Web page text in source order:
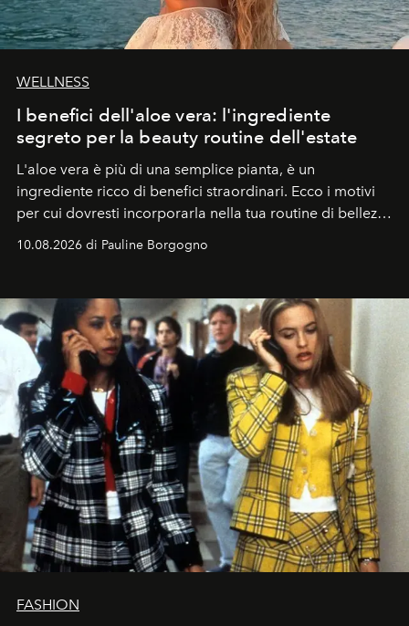
WELLNESS
I benefici dell'aloe vera: l'ingrediente
segreto per la beauty routine dell'estate
L'aloe vera è più di una semplice pianta, è un
ingrediente ricco di benefici straordinari. Ecco i motivi
per cui dovresti incorporarla nella tua routine di bellezza
e benessere.
10.08.2026 di Pauline Borgogno
FASHION